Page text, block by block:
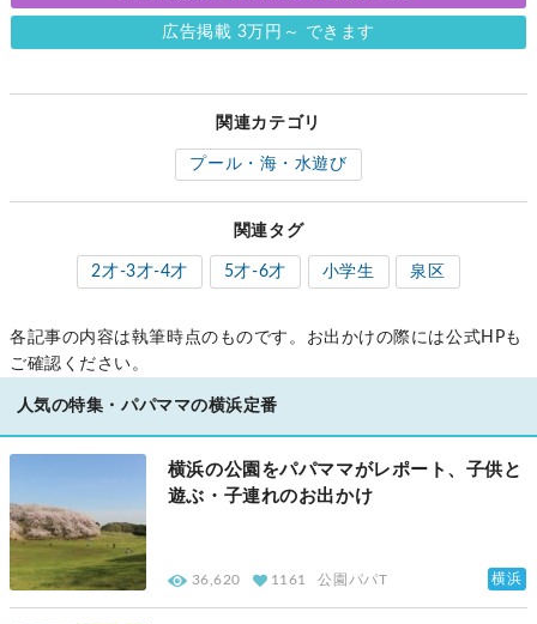
広告掲載 3万円～ できます
関連カテゴリ
プール・海・水遊び
関連タグ
2才-3才-4才 5才-6才 小学生 泉区
各記事の内容は執筆時点のものです。お出かけの際には公式HPも
ご確認ください。
人気の特集・パパママの横浜定番
横浜の公園をパパママがレポート、子供と
遊ぶ・子連れのお出かけ
36,620 1161 公園パパT 横浜